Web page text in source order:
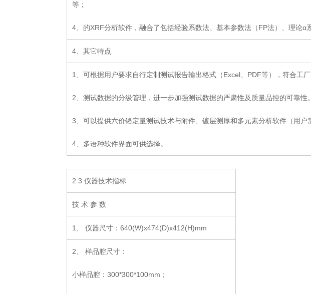
等；
4、的XRF分析软件，融合了包括经验系数法、基本参数法（FP法）、理论
4、其它特点
1、可根据用户要求自行定制测试报告输出格式（Excel、PDF等），符合工
2、测试数据的分级管理，进一步加强测试数据的严肃性及质量品控的可靠性
3、可以提供六价铬定量测试技术与附件、镀层测厚和多元素分析软件（用户
4、多语种软件界面可供选择。
2.3 仪器技术指标
技 术 参 数
1、 仪器尺寸：640(W)x474(D)x412(H)mm
2、 样品腔尺寸：
小样品腔：300*300*100mm；